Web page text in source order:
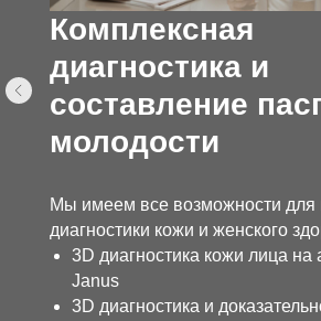
Комплексная
диагностика и
составление
молодости
Мы имеем все возможности для
диагностики кожи и женского
3D диагностика кожи лица на
Janus
3D диагностика и